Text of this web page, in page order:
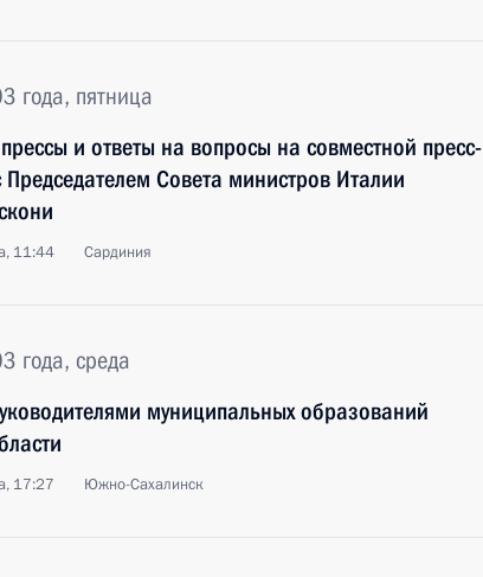
года, пятница
и ответы на вопросы на совместной пресс-
Совета министров Италии
11:44 Сардиния
года, среда
муниципальных образований
17:27 Южно-Сахалинск